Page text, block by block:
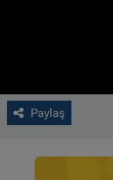
Paylaş
CONTACT